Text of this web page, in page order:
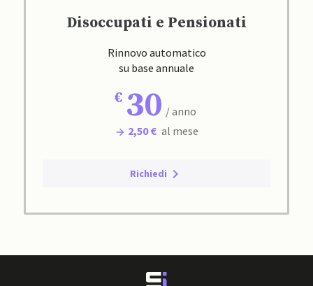
Disoccupati e Pensionati
Rinnovo automatico
su base annuale
30 / anno
2,50 € al mese
Richiedi